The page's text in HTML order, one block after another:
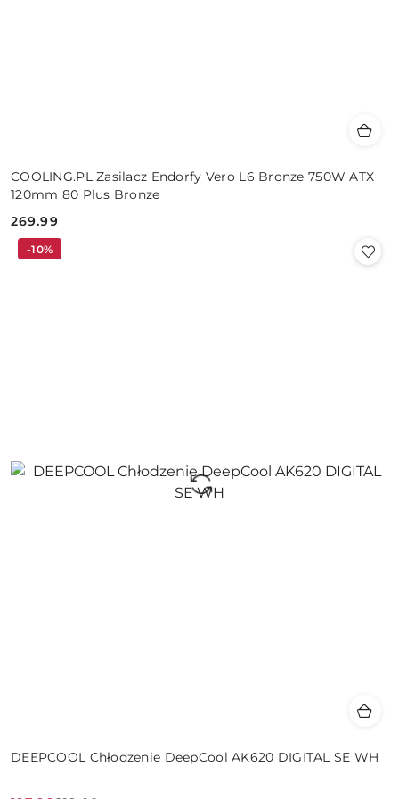
COOLING.PL Zasilacz Endorfy Vero L6 Bronze 750W ATX
120mm 80 Plus Bronze
Cena:
269.99
DEEPCOOL Chłodzenie DeepCool AK620 DIGITAL SE WH
-10%